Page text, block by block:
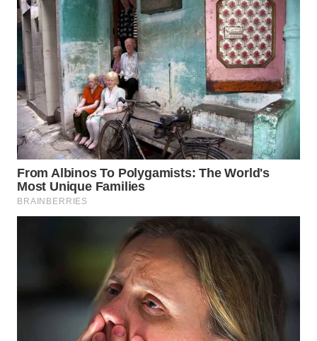
WISATA
LAPAK
WAHANA
Wahana
Network
KONSUMEN
LISTRIK
MASYARAKAT
KELISTRIKAN
MAWAKA